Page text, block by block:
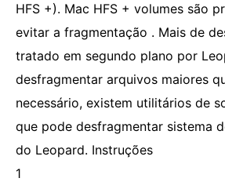
HFS +). Mac HFS + volumes são
evitar a fragmentação . Mais de
tratado em segundo plano por
desfragmentar arquivos maiores
necessário, existem utilitários de
que pode desfragmentar sistema
do Leopard. Instruções
1